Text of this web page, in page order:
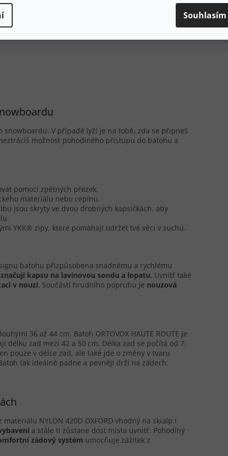
Souhlasím
snowboardu. V případě lyží je na tobě, zda se připneš
možnost pohodlného přístupu do batohu a
pomocí zpětných přezek.
materiálu nebo cepínu.
jsou skryty ve dvou drobných kapsičkách, aby
YKK® zipy, které pomáhají udržet tvé věci v suchu.
batohu přizpůsobena snadnému a rychlému
kapsu na lavinovou sondu a lopatu. Uvnitř také
v nouzi. Součástí hrudního popruhu je nouzová
36 až 44 cm. Batoh ORTOVOX HAUTE ROUTE je
délku zad mezi 42 a 50 cm. Délka zad se počítá od 7.
pouze v délce zad, ale také jde o změny v tvaru
tak ideálně padne a pevněji drží na zádech.
materiálu NYLON 420D OXFORD vhodný na skialp i
a stále ti zůstane dost místa uvnitř. Pohodlný
zádový systém umocňuje zážitek z
Hmotnost: